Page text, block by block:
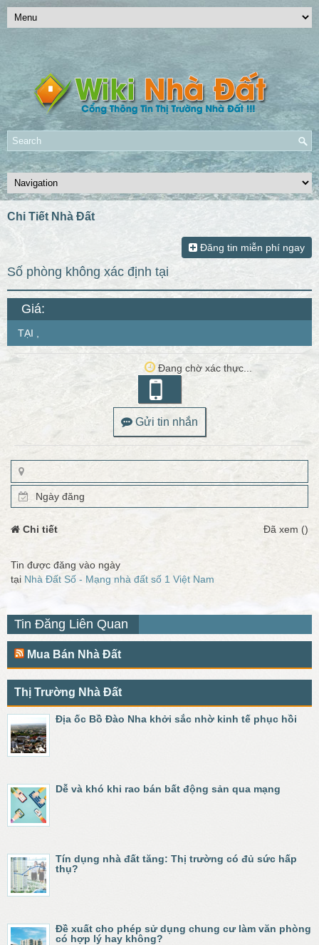
Chi Tiết Nhà Đất
Đăng tin miễn phí ngay
số phòng không xác định tại
Giá:
TẠI ,
Đang chờ xác thực...
Gửi tin nhắn
Ngày đăng
Chi tiết Đã xem ()
Tin được đăng vào ngày
tại Nhà Đất Số - Mạng nhà đất số 1 Việt Nam
Tin Đăng Liên Quan
Mua Bán Nhà Đất
Thị Trường Nhà Đất
Địa ốc Bồ Đào Nha khởi sắc nhờ kinh tế phục hồi
Dễ và khó khi rao bán bất động sản qua mạng
Tín dụng nhà đất tăng: Thị trường có đủ sức hấp
thụ?
Đề xuất cho phép sử dụng chung cư làm văn phòng
có hợp lý hay không?